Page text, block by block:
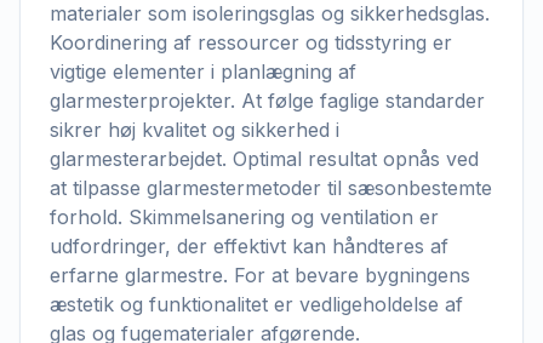
materialer som isoleringsglas og sikkerhedsglas.
Koordinering af ressourcer og tidsstyring er
vigtige elementer i planlægning af
glarmesterprojekter. At følge faglige standarder
sikrer høj kvalitet og sikkerhed i
glarmesterarbejdet. Optimal resultat opnås ved
at tilpasse glarmestermetoder til sæsonbestemte
forhold. Skimmelsanering og ventilation er
udfordringer, der effektivt kan håndteres af
erfarne glarmestre. For at bevare bygningens
æstetik og funktionalitet er vedligeholdelse af
glas og fugematerialer afgørende.